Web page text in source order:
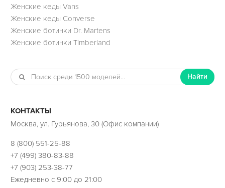
Женские кеды Vans
Женские кеды Converse
Женские ботинки Dr. Martens
Женские ботинки Timberland
Найти
КОНТАКТЫ
Москва, ул. Гурьянова, 30 (Офис компании)
8 (800) 551-25-88
+7 (499) 380-83-88
+7 (903) 253-38-77
Ежедневно с 9:00 до 21:00